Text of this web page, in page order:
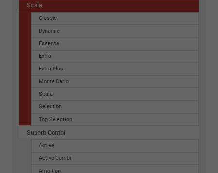
Scala
Classic
Dynamic
Essence
Extra
Extra Plus
Monte Carlo
Scala
Selection
Top Selection
Superb Combi
Active
Active Combi
Ambition